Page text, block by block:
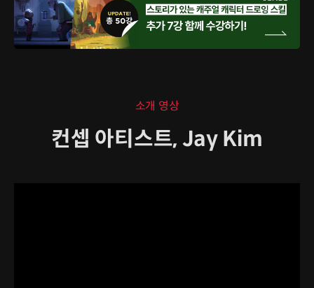
소개 영상
컨셉 아티스트, Jay Kim